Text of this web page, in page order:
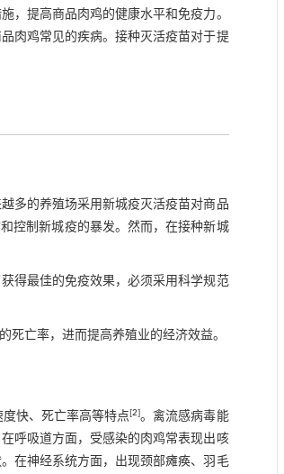
，提高商品肉鸡的健康水平和免疫力。
肉鸡常见的疾病。接种灭活疫苗对于提
多的养殖场采用新城疫灭活疫苗对商品
控制新城疫的暴发。然而，在接种新城
得最佳的免疫效果，必须采用科学规范
死亡率，进而提高养殖业的经济效益。
快、死亡率高等特点[2]。禽流感病毒能
呼吸道方面，受感染的肉鸡常表现出咳
在神经系统方面，出现颈部瘫痪、羽毛